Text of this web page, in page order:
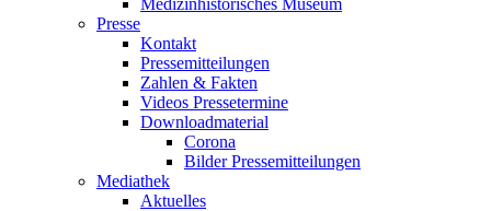
Medizinhistorisches Museum
Presse
Kontakt
Pressemitteilungen
Zahlen & Fakten
Videos Pressetermine
Downloadmaterial
Corona
Bilder Pressemitteilungen
Mediathek
Aktuelles